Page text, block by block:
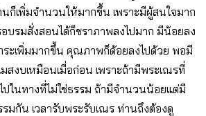
ก็เพิ่มจำนวนให้มากขึ้น เพราะมีผู้สนใจมาก
บรมสั่งสอนได้ก็ชราภาพลงไปมาก มีน้อยลง
ระเพิ่มมากขึ้น คุณภาพก็ด้อยลงไปด้วย พอมี
สงบเหมือนเมื่อก่อน เพราะถ้ามีพระเณรที่
ปในทางที่ไม่ใช่ธรรม ถ้ามีจำนวนน้อยแต่มี
รมกัน เวลารับพระรับเณร ท่านถึงต้องดู